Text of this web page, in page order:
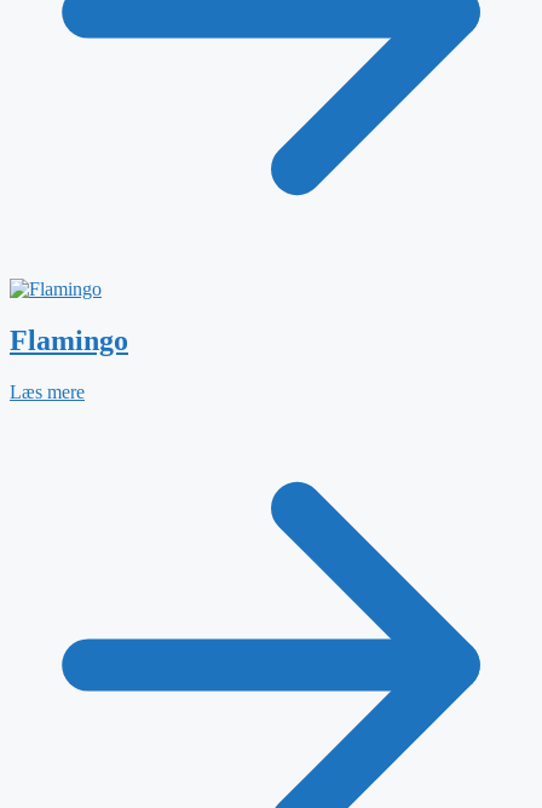
Flamingo
Læs mere